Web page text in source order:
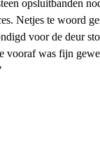
opsluitbanden
Netjes te woord
voor de deur
vooraf was fijn